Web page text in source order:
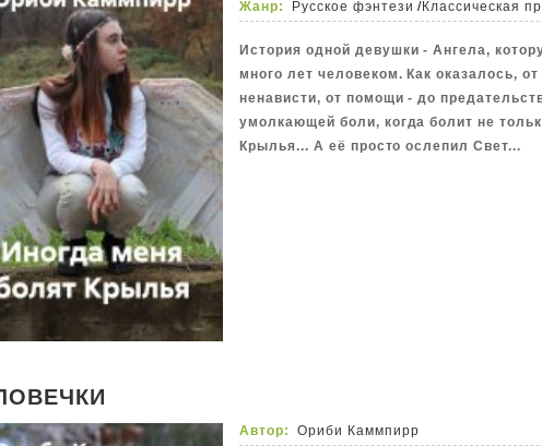
Жанр:
Русское фэнтези /Классическая
История одной девушки - Ангела,
много лет человеком. Как оказалось,
ненависти, от помощи - до
умолкающей боли, когда болит не
Крылья... А её просто ослепил Свет...
Автор:
Ориби Каммпирр